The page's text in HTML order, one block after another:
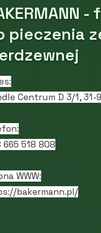
-
pieczenia
Centrum D 3/1, 31-
665 518 808
WWW:
bakermann.pl/